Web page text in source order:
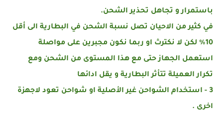
باستمرارو تجاهل تحذير الشحن.
في كثير من الاحيان تصل نسبة الشحن في البطارية الى أقل
10% لكن لا نكترث او ربما نكون مجبرين على مواصلة
استعمل الجهاز حتى مع هذا المستوى من الشحن ومع
تكرار العميلة تتأثر البطارية و يقل ادائها
3 - استخدام الشواحن غير الأصلية او شواحن تعود لاجهزة
اخرى .